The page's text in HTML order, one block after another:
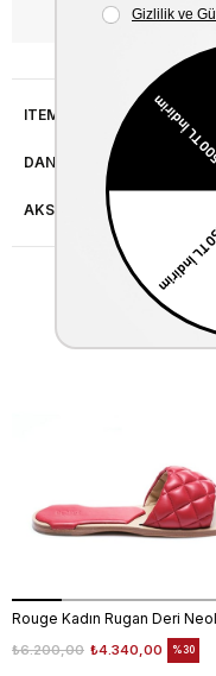
ITEM FEATURES
DANIŞMA HATTI
AKSESUAR ONARIMI
₺4.340,00
₺6.200,00 %30